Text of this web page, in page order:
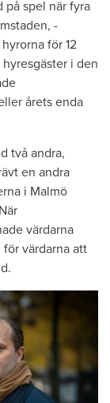
på spel när fyra
för 12
i den
årets enda
två andra,
en andra
i Malmö
värdarna
värdarna att